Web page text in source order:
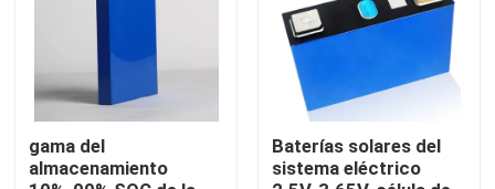
gama del
almacenamiento
Baterías solares del
sistema eléctrico